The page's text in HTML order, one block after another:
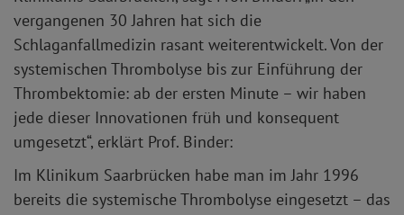
vergangenen 30 Jahren hat sich die
Schlaganfallmedizin rasant weiterentwickelt. Von der
systemischen Thrombolyse bis zur Einführung der
Thrombektomie: ab der ersten Minute – wir haben
jede dieser Innovationen früh und konsequent
umgesetzt“, erklärt Prof. Binder:
Im Klinikum Saarbrücken habe man im Jahr 1996
bereits die systemische Thrombolyse eingesetzt – das